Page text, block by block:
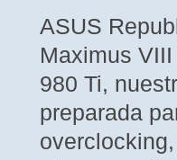
ASUS
Maximus
980 Ti,
preparada